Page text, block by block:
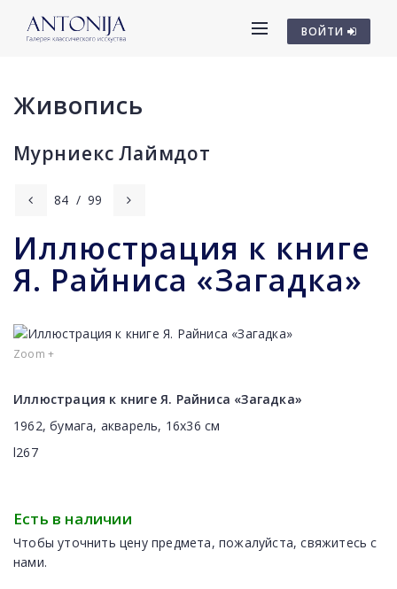
ВОЙТИ
Живопись
Мурниекс Лаймдот
84 / 99
Иллюстрация к книге
Я. Райниса «Загадка»
Zoom +
Иллюстрация к книге Я. Райниса «Загадка»
1962, бумага, акварель, 16x36 см
l267
Есть в наличии
Чтобы уточнить цену предмета, пожалуйста, свяжитесь с
нами.